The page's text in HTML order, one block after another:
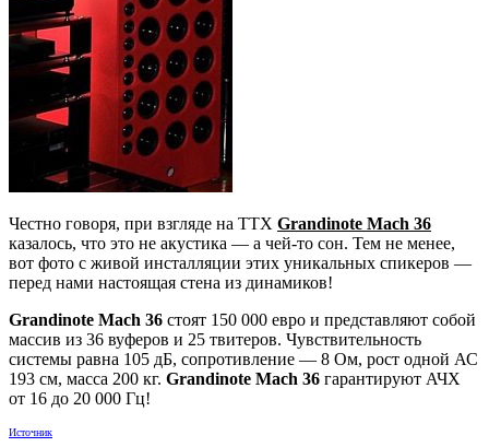
Честно говоря, при взгляде на ТТХ Grandinote Mach 36
казалось, что это не акустика — а чей-то сон. Тем не менее,
вот фото с живой инсталляции этих уникальных спикеров —
перед нами настоящая стена из динамиков!
Grandinote Mach 36 стоят 150 000 евро и представляют собой
массив из 36 вуферов и 25 твитеров. Чувствительность
системы равна 105 дБ, сопротивление — 8 Ом, рост одной АС
193 см, масса 200 кг. Grandinote Mach 36 гарантируют АЧХ
от 16 до 20 000 Гц!
Источник